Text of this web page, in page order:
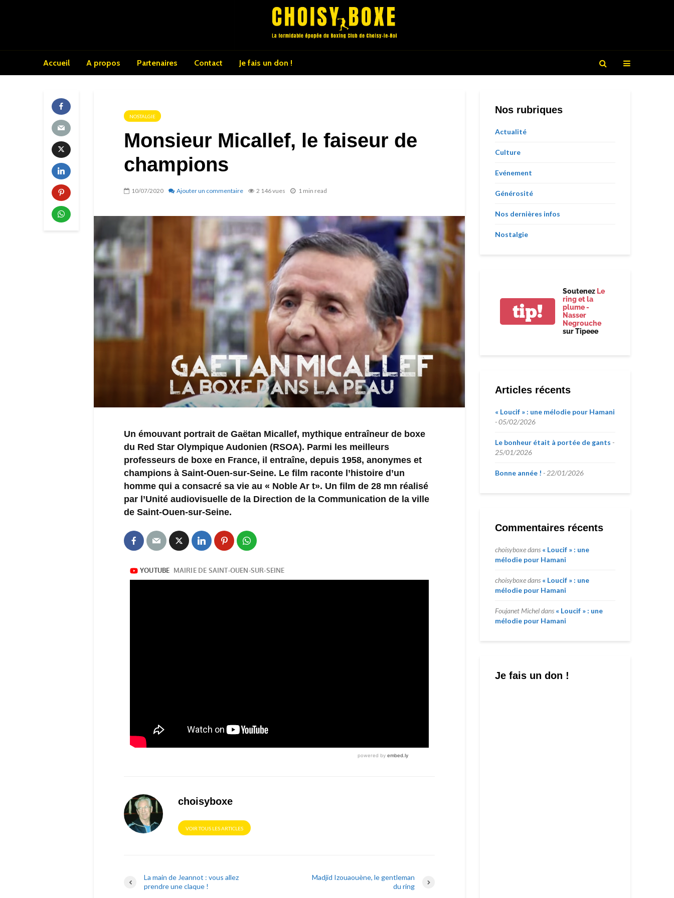
Accueil A propos Partenaires Contact Je fais un don !
NOSTALGIE
Monsieur Micallef, le faiseur de
champions
10/07/2020 Ajouter un commentaire 2 146 vues 1 min read
Un émouvant portrait de Gaëtan Micallef, mythique entraîneur de boxe
du Red Star Olympique Audonien (RSOA). Parmi les meilleurs
professeurs de boxe en France, il entraîne, depuis 1958, anonymes et
champions à Saint-Ouen-sur-Seine. Le film raconte l’histoire d’un
homme qui a consacré sa vie au « Noble Ar t». Un film de 28 mn réalisé
par l’Unité audiovisuelle de la Direction de la Communication de la ville
de Saint-Ouen-sur-Seine.
choisyboxe
VOIR TOUS LES ARTICLES
La main de Jeannot : vous allez
prendre une claque !
Madjid Izouaouène, le gentleman
du ring
Nos rubriques
Actualité
Culture
Evénement
Générosité
Nos dernières infos
Nostalgie
tip!
Soutenez Le
ring et la
plume -
Nasser
Negrouche
sur Tipeee
Articles récents
« Loucif » : une mélodie pour Hamani
05/02/2026
Le bonheur était à portée de gants
25/01/2026
Bonne année ! 22/01/2026
Commentaires récents
choisyboxedans « Loucif » : une
mélodie pour Hamani
choisyboxedans « Loucif » : une
mélodie pour Hamani
Foujanet Micheldans « Loucif » : une
mélodie pour Hamani
Je fais un don !